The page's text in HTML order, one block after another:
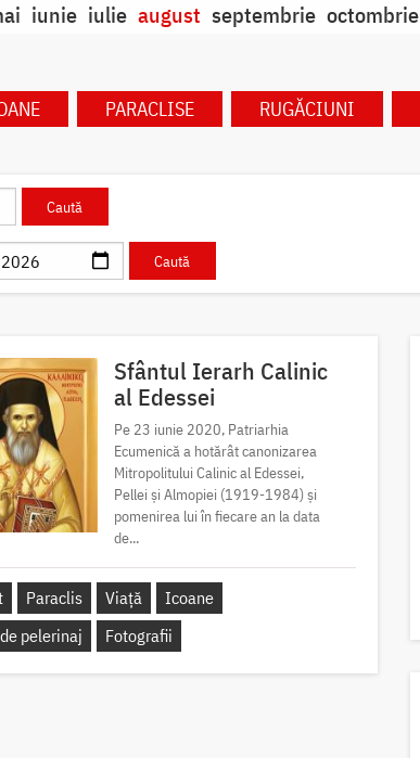
iunie iulie august septembrie octombrie
PARACLISE RUGĂCIUNI
Sfântul Ierarh Calinic
al Edessei
Pe 23 iunie 2020, Patriarhia
Ecumenică a hotărât canonizarea
Mitropolitului Calinic al Edessei,
Pellei și Almopiei (1919-1984) și
pomenirea lui în fiecare an la data
de...
Paraclis Viață
Icoane
pelerinaj
Fotografii